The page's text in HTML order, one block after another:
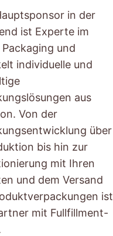
in der
ist Experte im
und
individuelle und
aus
Von der
über
bis hin zur
mit Ihren
und dem Versand
ist
mit Fullfillment-